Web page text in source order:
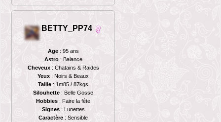
BETTY_PP74
Age: 95 ans
Astro: Balance
Cheveux: Chatains & Raides
Yeux : Noirs & Beaux
Taille : 1m85 / 87kgs
Silouhette : Belle Gosse
Hobbies : Faire la fête
Signes: Lunettes
Caractère : Sensible